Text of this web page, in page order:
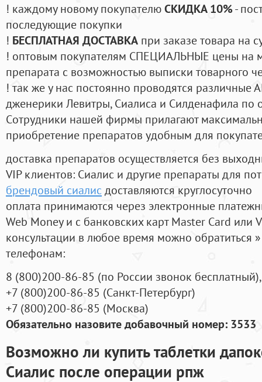
! каждому новому покупателюСКИДКА 10%-
последующие покупки
! БЕСПЛАТНАЯ ДОСТАВКА при заказе товара на
! оптовым покупателям СПЕЦИАЛЬНЫЕ цены на
препарата с возможностью выписки товарного
! так же у нас постоянно проводятся
дженерики Левитры, Сиалиса и Силденафила по
Cотрудники нашей фирмы прилагают
приобретение препаратов удобным для
доставка препаратов осуществляется без
VIP клиентов: Сиалис и другие препараты для
брендовый сиалис доставляются круглосуточно
оплата принимаются через электронные
Web Money и с банковских карт Master Card или
консультации в любое время можно обратиться
телефонам:
8 (800)200-86-85 (по России звонок бесплатный),
+7 (800)200-86-85 (Санкт-Петербург)
+7 (800)200-86-85 (Москва)
Обязательно назовите добавочный номер: 3533
Возможно ли купить таблетки
Сиалис после операции рпж